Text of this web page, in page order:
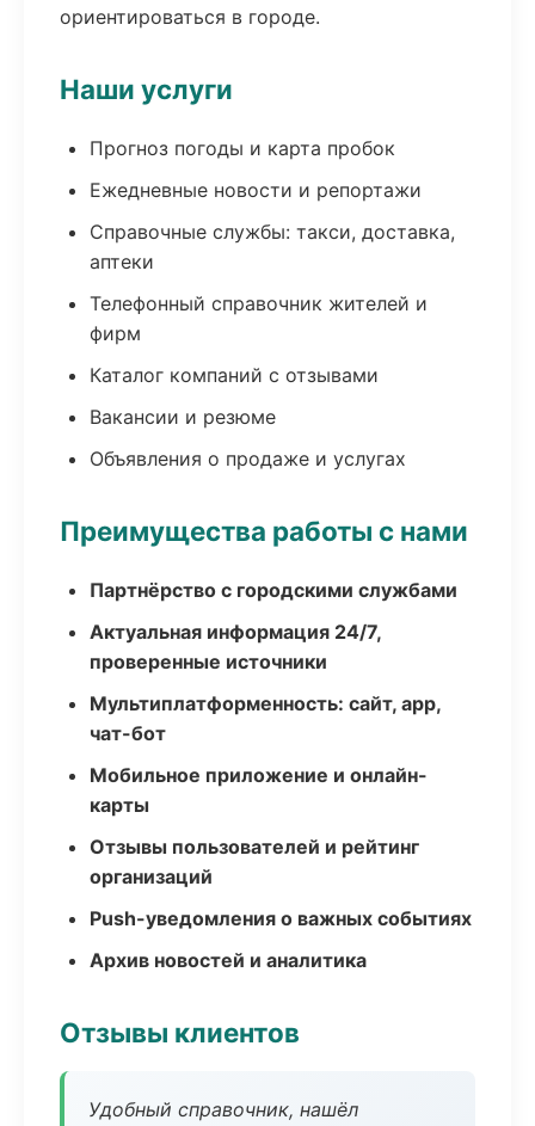
ориентироваться в городе.
Наши услуги
Прогноз погоды и карта пробок
Ежедневные новости и репортажи
Справочные службы: такси, доставка,
аптеки
Телефонный справочник жителей и
фирм
Каталог компаний с отзывами
Вакансии и резюме
Объявления о продаже и услугах
Преимущества работы с нами
Партнёрство с городскими службами
Актуальная информация 24/7,
проверенные источники
Мультиплатформенность: сайт, app,
чат-бот
Мобильное приложение и онлайн-
карты
Отзывы пользователей и рейтинг
организаций
Push-уведомления о важных событиях
Архив новостей и аналитика
Отзывы клиентов
Удобный справочник, нашёл